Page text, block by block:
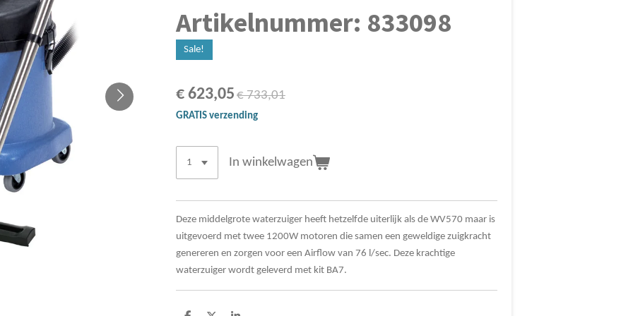
Artikelnummer: 833098
Sale!
€ 623,05 € 733,01
GRATIS verzending
In winkelwagen
Deze middelgrote waterzuiger heeft hetzelfde uiterlijk als de WV570 maar is
uitgevoerd met twee 1200W motoren die samen een geweldige zuigkracht
genereren en zorgen voor een Airflow van 76 l/sec. Deze krachtige
waterzuiger wordt geleverd met kit BA7.